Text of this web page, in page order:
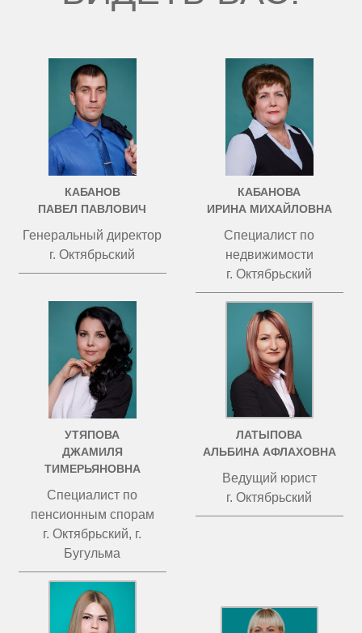
КАБАНОВ
ПАВЕЛ ПАВЛОВИЧ
Генеральный директор
г. Октябрьский
КАБАНОВА
ИРИНА МИХАЙЛОВНА
Специалист по
недвижимости
г. Октябрьский
УТЯПОВА
ДЖАМИЛЯ
ТИМЕРЬЯНОВНА
Специалист по
пенсионным спорам
г. Октябрьский, г.
Бугульма
ЛАТЫПОВА
АЛЬБИНА АФЛАХОВНА
Ведущий юрист
г. Октябрьский